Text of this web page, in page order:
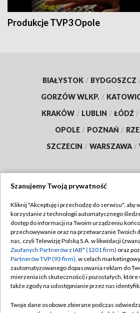
Produkcje TVP3 Opole
BIAŁYSTOK / BYDGOSZCZ
GORZÓW WLKP. /
KRAKÓW / LUBLIN / ŁÓDŹ /
OPOLE / POZNAŃ /
SZCZECIN / WARSZAWA /
TVP
Abonament TVP
Emisja w TVP
Centrum informacji TVP
Naziemna Telewizja Cyfrowa
Regulamin
Polityka
Moje zgody
Pomoc
Szanujemy Twoją prywatność
Kliknij "Akceptuję i przechodzę do serwisu", aby
korzystanie z technologii automatycznego
dostęp do informacji na Twoim urządzeniu
przechowywanie oraz na przetwarzanie Twoich
nas, czyli Telewizję Polską S.A. w likwidacji
Zaufanych Partnerów z IAB* (1201 firm) oraz
Partnerów TVP (93 firm), w celach
zautomatyzowanego dopasowania reklam do
mierzenia ich skuteczności) i pozostałych, które
także zgody na udostępnianie przez nas
Twoje dane osobowe zbierane podczas